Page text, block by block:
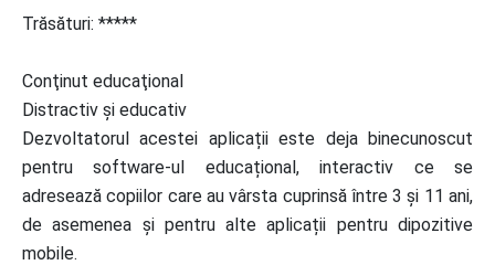
Trăsături: *****
Conţinut educaţional
Distractiv și educativ
Dezvoltatorul acestei aplicații este deja binecunoscut
pentru software-ul educațional, interactiv ce se
adresează copiilor care au vârsta cuprinsă între 3 și 11 ani,
de asemenea și pentru alte aplicații pentru dipozitive
mobile.